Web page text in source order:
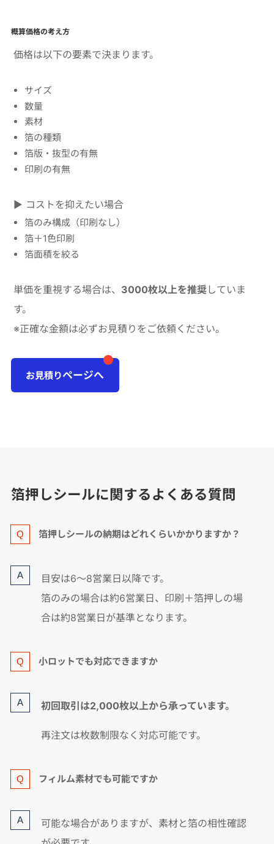
概算価格の考え方
価格は以下の要素で決まります。
サイズ
数量
素材
箔の種類
箔版・抜型の有無
印刷の有無
▶ コストを抑えたい場合
箔のみ構成（印刷なし）
箔＋1色印刷
箔面積を絞る
単価を重視する場合は、 3000枚以上を推奨していま
す。
※正確な金額は必ずお見積りをご依頼ください。
お見積りページへ
箔押しシールに関するよくある質問
箔押しシールの納期はどれくらいかかりますか？
目安は6〜8営業日以降です。
箔のみの場合は約6営業日、印刷＋箔押しの場
合は約8営業日が基準となります。
小ロットでも対応できますか
初回取引は2,000枚以上から承っています。
再注文は枚数制限なく対応可能です。
フィルム素材でも可能ですか
可能な場合がありますが、素材と箔の相性確認